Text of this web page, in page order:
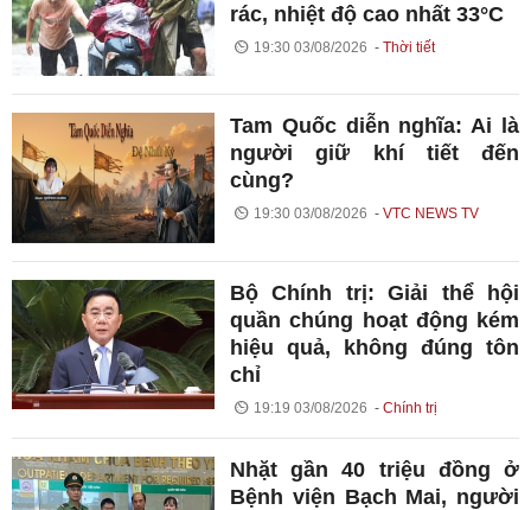
rác, nhiệt độ cao nhất 33°C
19:30 03/08/2026 Thời tiết
Tam Quốc diễn nghĩa: Ai là
người giữ khí tiết đến
cùng?
19:30 03/08/2026 VTC NEWS TV
Bộ Chính trị: Giải thể hội
quần chúng hoạt động kém
hiệu quả, không đúng tôn
chỉ
19:19 03/08/2026 Chính trị
Nhặt gần 40 triệu đồng ở
Bệnh viện Bạch Mai, người